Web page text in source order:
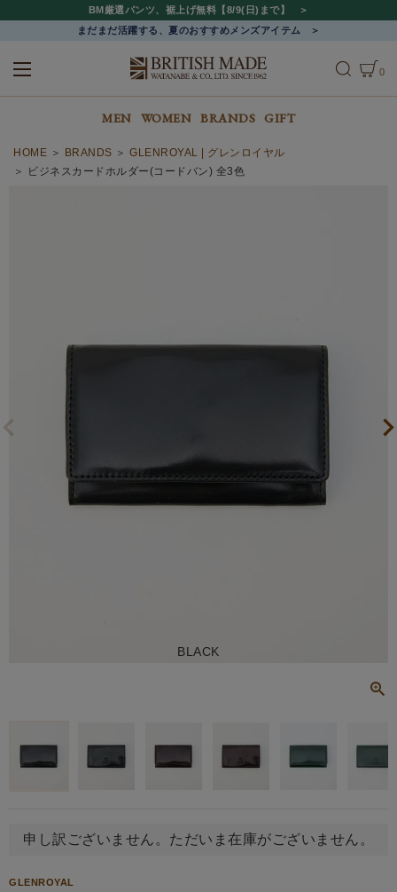
BM厳選パンツ、裾上げ無料【8/9(日)まで】
まだまだ活躍する、夏のおすすめメンズアイテム
0
MEN WOMEN BRANDS GIFT
HOME BRANDS
GLENROYAL | グレンロイヤル
ビジネスカードホルダー(コードバン) 全3色
BLACK
申し訳ございません。ただいま在庫がございません。
GLENROYAL